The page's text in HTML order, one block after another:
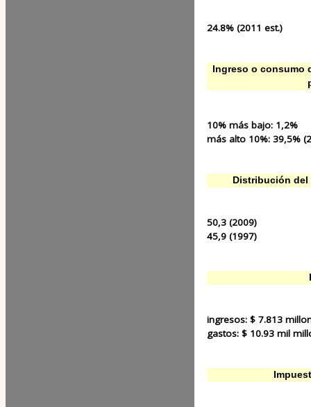
24.8% (2011 est.)
Ingreso o consumo
10% más bajo: 1,2%
más alto 10%: 39,5%
Distribución
50,3 (2009)
45,9 (1997)
ingresos: $ 7.813
gastos: $ 10.93 mil